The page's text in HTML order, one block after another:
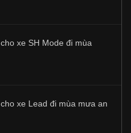
xe SH Mode đi mùa
xe Lead đi mùa mưa an